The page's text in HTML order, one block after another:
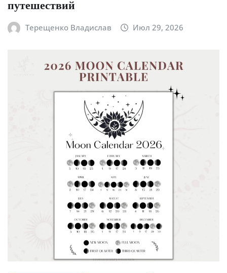
путешествий
Терещенко Владислав Июл 29, 2026